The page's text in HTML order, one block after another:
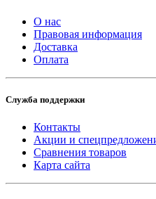
О нас
Правовая информация
Доставка
Оплата
Служба поддержки
Контакты
Акции и
Сравнения товаров
Карта сайта